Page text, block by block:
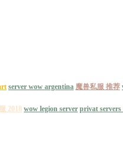
server wow argentina 魔兽私服 推荐
2018 wow legion server privat